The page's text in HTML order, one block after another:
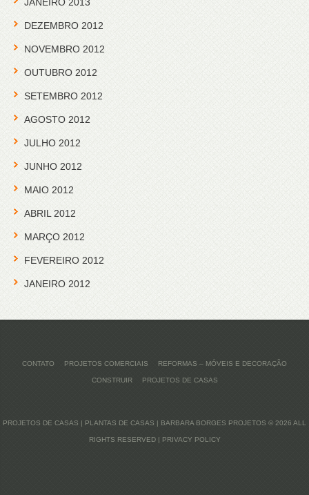
DEZEMBRO 2012
NOVEMBRO 2012
OUTUBRO 2012
SETEMBRO 2012
AGOSTO 2012
JULHO 2012
JUNHO 2012
MAIO 2012
ABRIL 2012
MARÇO 2012
FEVEREIRO 2012
JANEIRO 2012
CONTATO PROJETOS COMERCIAIS REFORMAS – MÓVEIS E DECORAÇÃO
CONSTRUIR PROJETOS DE CASAS
PROJETOS DE CASAS | PLANTAS DE CASAS | BARBARA BORGES PROJETOS © 2026 ALL
RIGHTS RESERVED | PRIVACY POLICY